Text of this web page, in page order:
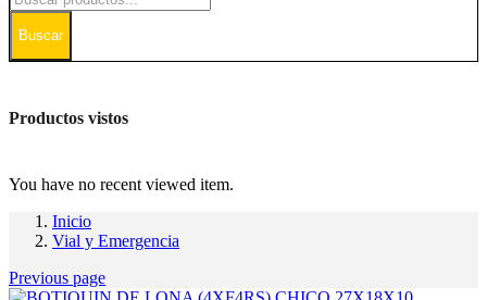
Buscar
Productos vistos
You have no recent viewed item.
Inicio
Vial y Emergencia
Previous page